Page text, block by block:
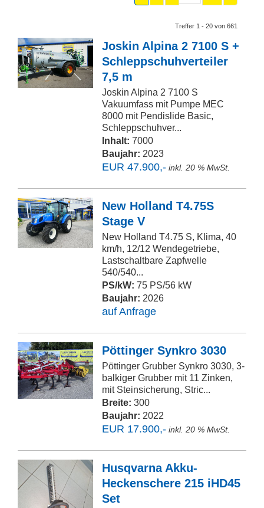
Treffer 1 - 20 von 661
Joskin Alpina 2 7100 S +
Schleppschuhverteiler
7,5 m
Joskin Alpina 2 7100 S
Vakuumfass mit Pumpe MEC
8000 mit Pendislide Basic,
Schleppschuhver...
Inhalt: 7000
Baujahr: 2023
EUR 47.900,- inkl. 20 % MwSt.
New Holland T4.75S
Stage V
New Holland T4.75 S, Klima, 40
km/h, 12/12 Wendegetriebe,
Lastschaltbare Zapfwelle
540/540...
PS/kW: 75 PS/56 kW
Baujahr: 2026
auf Anfrage
Pöttinger Synkro 3030
Pöttinger Grubber Synkro 3030, 3-
balkiger Grubber mit 11 Zinken,
mit Steinsicherung, Stric...
Breite: 300
Baujahr: 2022
EUR 17.900,- inkl. 20 % MwSt.
Husqvarna Akku-
Heckenschere 215 iHD45
Set